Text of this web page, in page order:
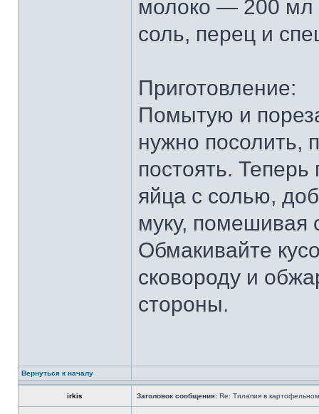
молоко — 200 мл
соль, перец и
Приготовление:
Помытую и
нужно посолить,
постоять.
яйца с солью,
муку, помешивая
Обмакивайте
сковороду и
стороны.
Вернуться к началу
irkis Заголовок сообщения: Re: Тилапия в